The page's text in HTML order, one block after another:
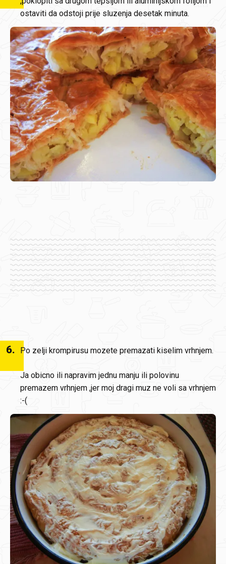
ostaviti da odstoji prije sluzenja desetak minuta.
6. Po zelji krompirusu mozete premazati kiselim vrhnjem.
Ja obicno ili napravim jednu manju ili polovinu
premazem vrhnjem ,jer moj dragi muz ne voli sa vrhnjem
:-(